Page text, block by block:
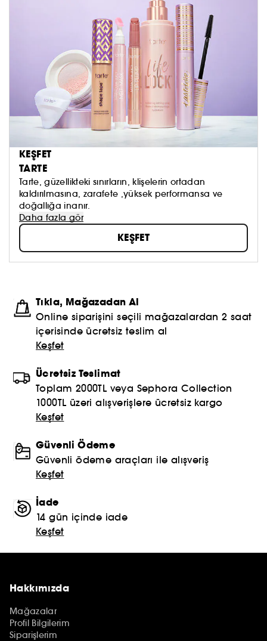
KEŞFET
TARTE
Tarte, güzellikteki sınırların, klişelerin ortadan
kaldırılmasına, zarafete ,yüksek performansa ve
doğallığa inanır.
Daha fazla gör
KEŞFET
Tıkla, Mağazadan Al
Online siparişini seçili mağazalardan 2 saat
içerisinde ücretsiz teslim al
Keşfet
Ücretsiz Teslimat
Toplam 2000TL veya Sephora Collection
1000TL üzeri alışverişlere ücretsiz kargo
Keşfet
Güvenli Ödeme
Güvenli ödeme araçları ile alışveriş
Keşfet
İade
14 gün içinde iade
Keşfet
Hakkımızda
Mağazalar
Profil Bilgilerim
Siparişlerim